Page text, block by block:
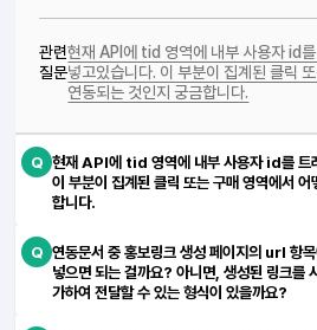
관련
질문
현재 API에 tid 영역에 내부 사용자 id
넣고있습니다. 이 부분이 집계된 클릭
연동되는 것인지 궁금합니다.
Q 현재 API에 tid 영역에 내부 사용자 id를 트
이 부분이 집계된 클릭 또는 구매 영역에서
합니다.
Q 연동문서 중 홍보링크 생성 페이지의 url 항
넣으면 되는 걸까요? 아니면, 생성된 링크를
가하여 전달할 수 있는 형식이 있을까요?